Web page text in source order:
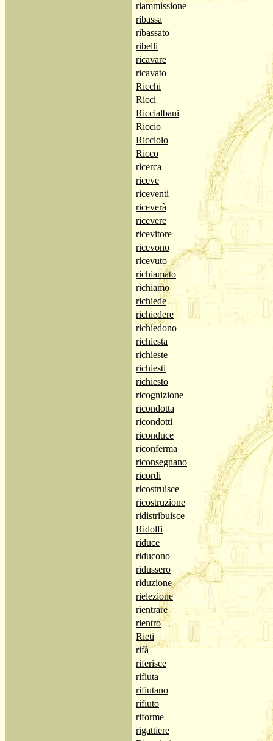
riammissione
ribassa
ribassato
ribelli
ricavare
ricavato
Ricchi
Ricci
Riccialbani
Riccio
Ricciolo
Ricco
ricerca
riceve
riceventi
riceverà
ricevere
ricevitore
ricevono
ricevuto
richiamato
richiamo
richiede
richiedere
richiedono
richiesta
richieste
richiesti
richiesto
ricognizione
ricondotta
ricondotti
riconduce
riconferma
riconsegnano
ricordi
ricostruisce
ricostruzione
ridistribuisce
Ridolfi
riduce
riducono
ridussero
riduzione
rielezione
rientrare
rientro
Rieti
rifà
riferisce
rifiuta
rifiutano
rifiuto
riforme
rigattiere